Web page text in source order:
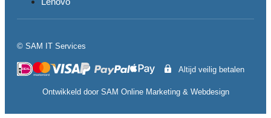
© SAM IT Services
Altijd veilig betalen
Ontwikkeld door SAM Online Marketing& Webdesign